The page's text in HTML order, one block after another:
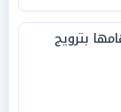
بترويج